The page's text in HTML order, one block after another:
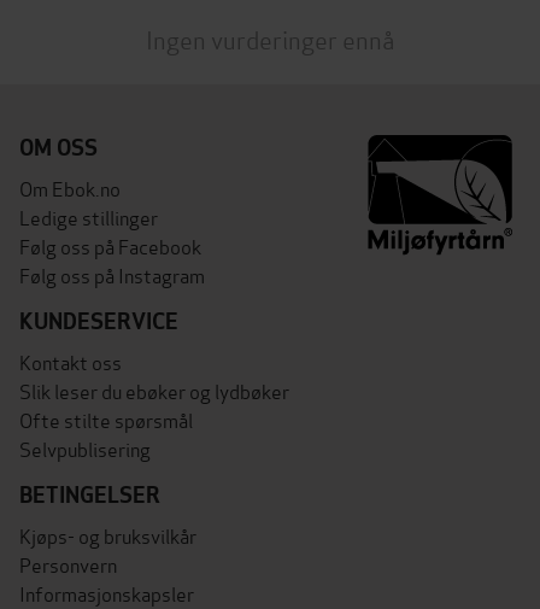
Ingen vurderinger ennå
OM OSS
Om Ebok.no
Ledige stillinger
Følg oss på Facebook
Følg oss på Instagram
KUNDESERVICE
Kontakt oss
Slik leser du ebøker og lydbøker
Ofte stilte spørsmål
Selvpublisering
BETINGELSER
Kjøps- og bruksvilkår
Personvern
Informasjonskapsler